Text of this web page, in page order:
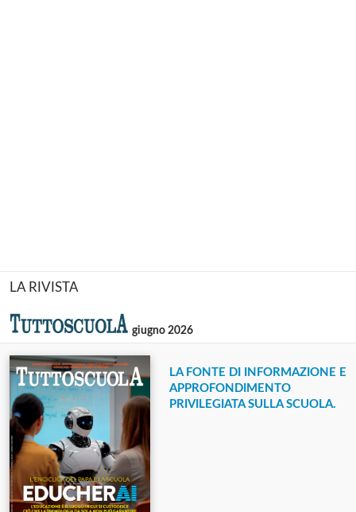
LA RIVISTA
giugno 2026
LA FONTE DI INFORMAZIONE E
APPROFONDIMENTO
PRIVILEGIATA SULLA SCUOLA.